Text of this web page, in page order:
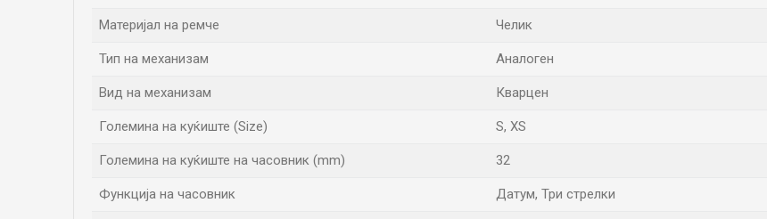
Материјал на ремче Челик
Тип на механизам Аналоген
Вид на механизам Кварцен
Големина на куќиште (Size) S, XS
Големина на куќиште на часовник (mm) 32
Функција на часовник Датум, Три стрелки